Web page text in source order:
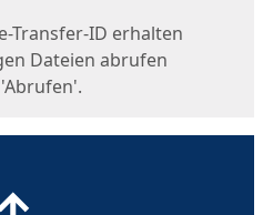
Transfer-ID erhalten
Dateien abrufen